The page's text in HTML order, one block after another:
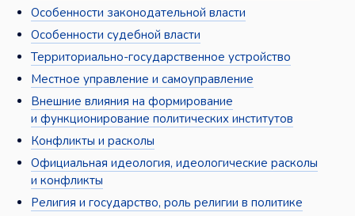
Особенности законодательной власти
Особенности судебной власти
Территориально-государственное устройство
Местное управление и самоуправление
Внешние влияния на формирование
и функционирование политических институтов
Конфликты и расколы
Официальная идеология, идеологические расколы
и конфликты
Религия и государство, роль религии в политике